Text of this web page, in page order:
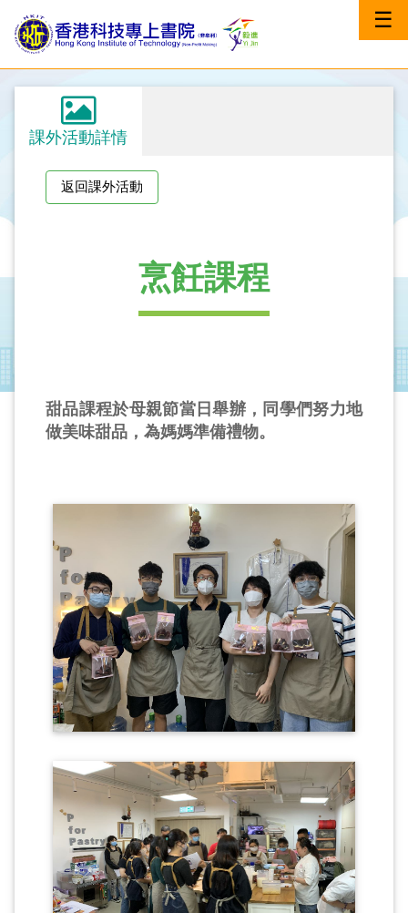
☰
課外活動詳情
返回課外活動
烹飪課程
甜品課程於母親節當日舉辦，同學們努力地
做美味甜品，為媽媽準備禮物。